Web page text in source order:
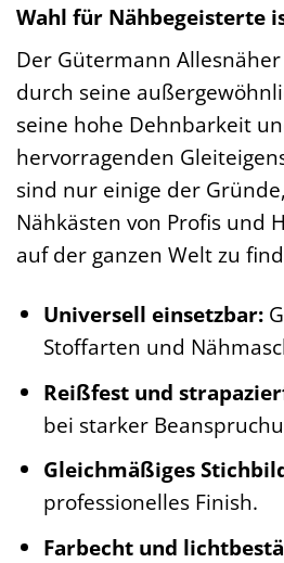
Wahl für Nähbegeisterte
Der Gütermann
durch seine
seine hohe Dehnbarkeit
hervorragenden
sind nur einige der
Nähkästen von Profis und
auf der ganzen Welt zu
Universell einsetzbar:
Stoffarten und
Reißfest und
bei starker
Gleichmäßiges
professionelles Finish.
Farbecht und